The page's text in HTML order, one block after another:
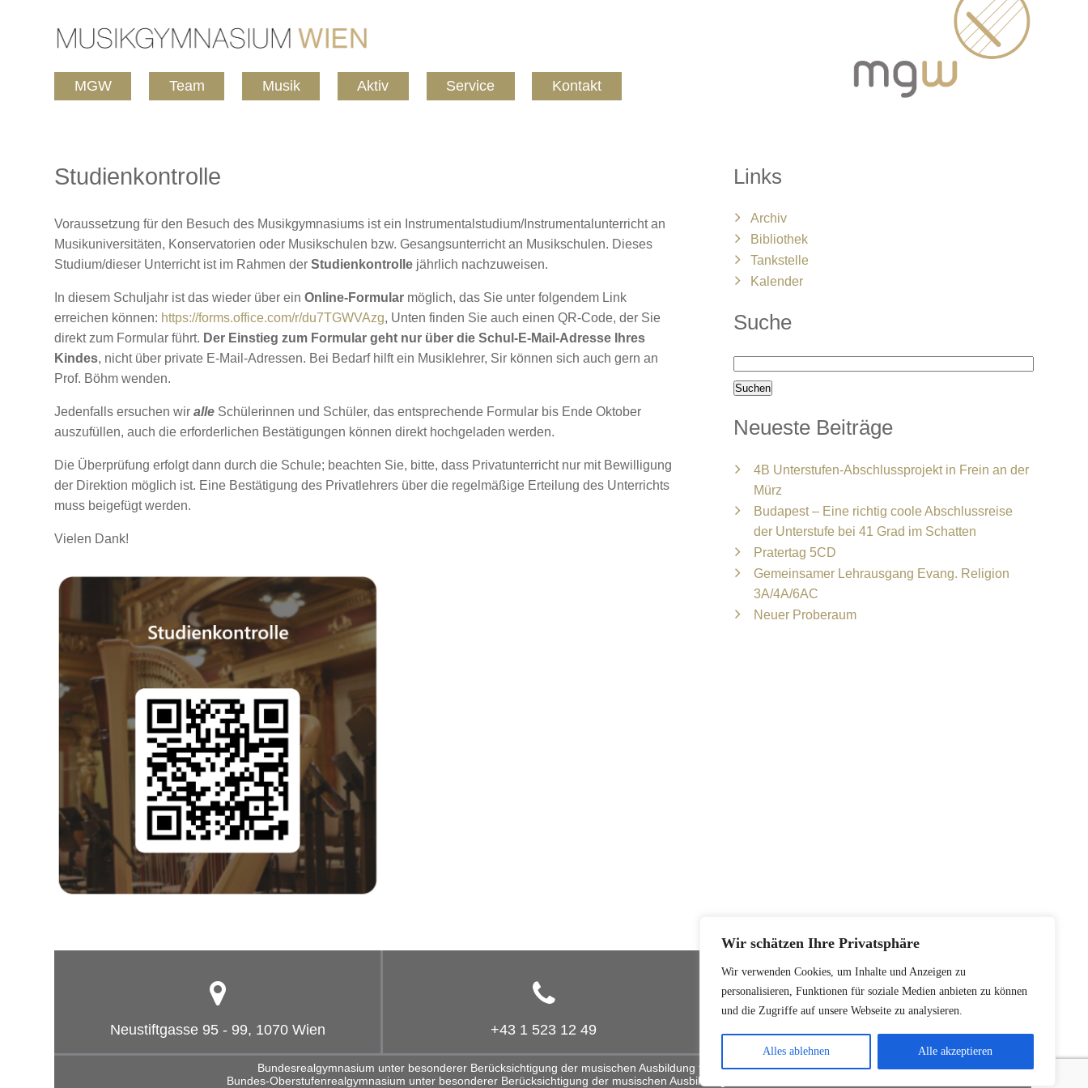
Wir schätzen Ihre Privatsphäre
Wir verwenden Cookies, um Inhalte und Anzeigen zu
personalisieren, Funktionen für soziale Medien anbieten zu können
und die Zugriffe auf unsere Webseite zu analysieren.
Alles ablehnen Alle akzeptieren
MGW Team Musik Aktiv Service Kontakt
Studienkontrolle
Voraussetzung für den Besuch des Musikgymnasiums ist ein Instrumentalstudium/Instrumentalunterricht an
Musikuniversitäten, Konservatorien oder Musikschulen bzw. Gesangsunterricht an Musikschulen. Dieses
Studium/dieser Unterricht ist im Rahmen derStudienkontrolle jährlich nachzuweisen.
In diesem Schuljahr ist das wieder über einOnline-Formular möglich, das Sie unter folgendem Link
erreichen können: https://forms.office.com/r/du7TGWVAzg, Unten finden Sie auch einen QR-Code, der Sie
direkt zum Formular führt. Der Einstieg zum Formular geht nur über die Schul-E-Mail-Adresse Ihres
Kindes, nicht über private E-Mail-Adressen. Bei Bedarf hilft ein Musiklehrer, Sir können sich auch gern an
Prof. Böhm wenden.
Jedenfalls ersuchen wiralle Schülerinnen und Schüler, das entsprechende Formular bis Ende Oktober
auszufüllen, auch die erforderlichen Bestätigungen können direkt hochgeladen werden.
Die Überprüfung erfolgt dann durch die Schule; beachten Sie, bitte, dass Privatunterricht nur mit Bewilligung
der Direktion möglich ist. Eine Bestätigung des Privatlehrers über die regelmäßige Erteilung des Unterrichts
muss beigefügt werden.
Vielen Dank!
Links
Archiv
Bibliothek
Tankstelle
Kalender
Suche
Neueste Beiträge
4B Unterstufen-Abschlussprojekt in Frein an der
Mürz
Budapest – Eine richtig coole Abschlussreise
der Unterstufe bei 41 Grad im Schatten
Pratertag 5CD
Gemeinsamer Lehrausgang Evang. Religion
3A/4A/6AC
Neuer Proberaum
Neustiftgasse 95 - 99, 1070 Wien +43 1 523 12 49 musikgymnasium.wien@schule.at
Bundesrealgymnasium unter besonderer Berücksichtigung der musischen Ausbildung für Studierende der Musik
Bundes-Oberstufenrealgymnasium unter besonderer Berücksichtigung der musischen Ausbildung für Studierende der Musik